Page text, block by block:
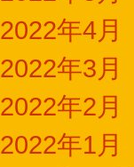
2022年4月
2022年3月
2022年2月
2022年1月